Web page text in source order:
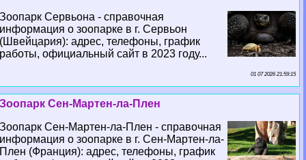
Зоопарк Сервьона - справочная
информация о зоопарке в г. Сервьон
(Швейцария): адрес, телефоны, график
работы, официальный сайт в 2023 году...
01 07 2026 21:59:15
Зоопарк Сен-Мартен-ла-Плен
Зоопарк Сен-Мартен-ла-Плен - справочная
информация о зоопарке в г. Сен-Мартен-ла-
Плен (Франция): адрес, телефоны, график